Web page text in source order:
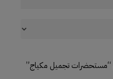
تجميل مكياج”